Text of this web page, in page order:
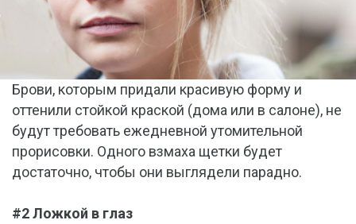
Брови, которым придали красивую форму и
оттенили стойкой краской (дома или в салоне), не
будут требовать ежедневной утомительной
прорисовки. Одного взмаха щетки будет
достаточно, чтобы они выглядели парадно.
#2 Ложкой в глаз